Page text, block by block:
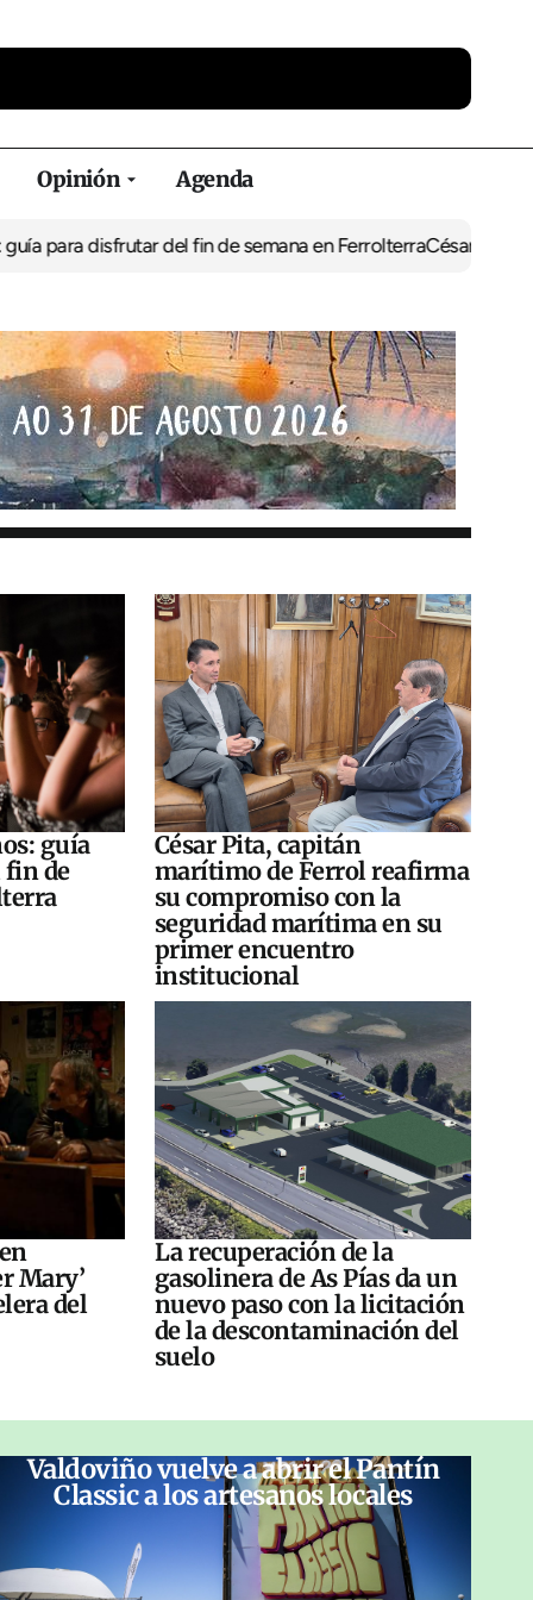
Opinión Agenda
del fin de semana en FerrolterraCésar Pita, capitán
guía
fin de
César Pita, capitán
marítimo de Ferrol reafirma
su compromiso con la
seguridad marítima en su
primer encuentro
institucional
Mary’
del
La recuperación de la
gasolinera de As Pías da un
nuevo paso con la licitación
de la descontaminación del
suelo
Valdoviño vuelve a abrir el Pantín
Classic a los artesanos locales